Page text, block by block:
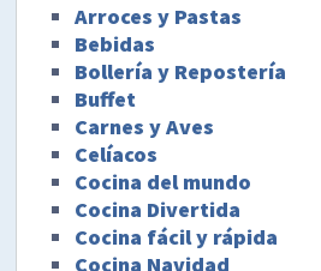
Arroces y Pastas
Bebidas
Bollería y Repostería
Buffet
Carnes y Aves
Celíacos
Cocina del mundo
Cocina Divertida
Cocina fácil y rápida
Cocina Navidad